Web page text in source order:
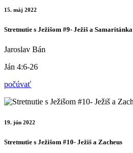
15. máj 2022
Stretnutie s Ježišom #9- Ježiš a Samaritánka
Jaroslav Bán
Ján 4:6-26
počúvať
19. jún 2022
Stretnutie s Ježišom #10- Ježiš a Zacheus